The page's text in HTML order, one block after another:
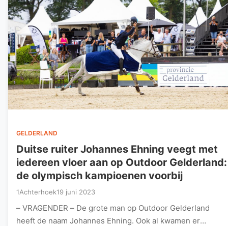
GELDERLAND
Duitse ruiter Johannes Ehning veegt met
iedereen vloer aan op Outdoor Gelderland:
de olympisch kampioenen voorbij
1Achterhoek19 juni 2023
– VRAGENDER – De grote man op Outdoor Gelderland
heeft de naam Johannes Ehning. Ook al kwamen er